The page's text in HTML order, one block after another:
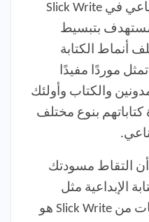
تسمح أدوات الذكاء الاصطناعي في Slick Write
بتبسيط
أنماط الكتابة
موردًا مفيدًا
والكتاب وأولئك
بنوع مختلف
أن التقاط مسودتك
الإبداعية مثل
Sudowrite ثم طلب التعليقات من Slick Write هو